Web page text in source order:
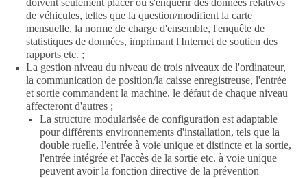
doivent seulement placer ou s'enquérir des données relatives
de véhicules, telles que la question/modifient la carte
mensuelle, la norme de charge d'ensemble, l'enquête de
statistiques de données, imprimant l'Internet de soutien des
rapports etc. ;
La gestion niveau du niveau de trois niveaux de l'ordinateur,
la communication de position/la caisse enregistreuse, l'entrée
et sortie commandent la machine, le défaut de chaque niveau
affecteront d'autres ;
La structure modularisée de configuration est adaptable
pour différents environnements d'installation, tels que la
double ruelle, l'entrée à voie unique et distincte et la sortie,
l'entrée intégrée et l'accès de la sortie etc. à voie unique
peuvent avoir la fonction directive de la prévention